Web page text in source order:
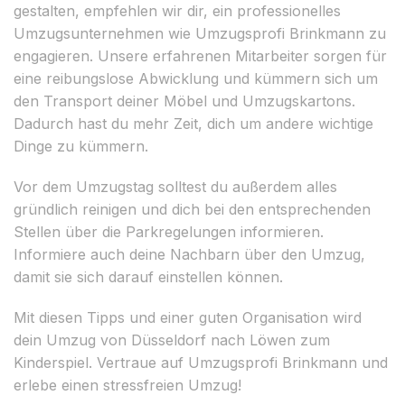
gestalten, empfehlen wir dir, ein professionelles
Umzugsunternehmen wie Umzugsprofi Brinkmann zu
engagieren. Unsere erfahrenen Mitarbeiter sorgen für
eine reibungslose Abwicklung und kümmern sich um
den Transport deiner Möbel und Umzugskartons.
Dadurch hast du mehr Zeit, dich um andere wichtige
Dinge zu kümmern.
Vor dem Umzugstag solltest du außerdem alles
gründlich reinigen und dich bei den entsprechenden
Stellen über die Parkregelungen informieren.
Informiere auch deine Nachbarn über den Umzug,
damit sie sich darauf einstellen können.
Mit diesen Tipps und einer guten Organisation wird
dein Umzug von Düsseldorf nach Löwen zum
Kinderspiel. Vertraue auf Umzugsprofi Brinkmann und
erlebe einen stressfreien Umzug!